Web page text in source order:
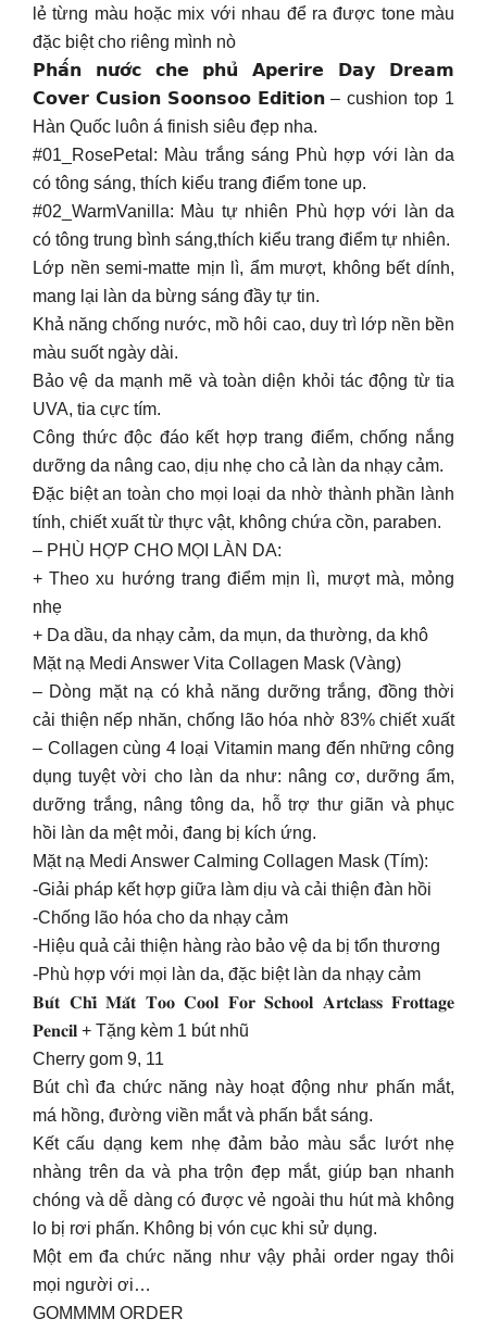
lẻ từng màu hoặc mix với nhau để ra được tone màu
đặc biệt cho riêng mình nò
𝗣𝗵𝗮̂́𝗻 𝗻𝘂̛𝗼̛́𝗰 𝗰𝗵𝗲 𝗽𝗵𝘂̉ 𝗔𝗽𝗲𝗿𝗶𝗿𝗲 𝗗𝗮𝘆 𝗗𝗿𝗲𝗮𝗺
𝗖𝗼𝘃𝗲𝗿 𝗖𝘂𝘀𝗶𝗼𝗻 𝗦𝗼𝗼𝗻𝘀𝗼𝗼 𝗘𝗱𝗶𝘁𝗶𝗼𝗻 – cushion top 1
Hàn Quốc luôn á finish siêu đẹp nha.
#01_RosePetal: Màu trắng sáng Phù hợp với làn da
có tông sáng, thích kiểu trang điểm tone up.
#02_WarmVanilla: Màu tự nhiên Phù hợp với làn da
có tông trung bình sáng,thích kiểu trang điểm tự nhiên.
Lớp nền semi-matte mịn lì, ẩm mượt, không bết dính,
mang lại làn da bừng sáng đầy tự tin.
Khả năng chống nước, mồ hôi cao, duy trì lớp nền bền
màu suốt ngày dài.
Bảo vệ da mạnh mẽ và toàn diện khỏi tác động từ tia
UVA, tia cực tím.
Công thức độc đáo kết hợp trang điểm, chống nắng
dưỡng da nâng cao, dịu nhẹ cho cả làn da nhạy cảm.
Đặc biệt an toàn cho mọi loại da nhờ thành phần lành
tính, chiết xuất từ thực vật, không chứa cồn, paraben.
– PHÙ HỢP CHO MỌI LÀN DA:
+ Theo xu hướng trang điểm mịn lì, mượt mà, mỏng
nhẹ
+ Da dầu, da nhạy cảm, da mụn, da thường, da khô
Mặt nạ Medi Answer Vita Collagen Mask (Vàng)
– Dòng mặt nạ có khả năng dưỡng trắng, đồng thời
cải thiện nếp nhăn, chống lão hóa nhờ 83% chiết xuất
– Collagen cùng 4 loại Vitamin mang đến những công
dụng tuyệt vời cho làn da như: nâng cơ, dưỡng ẩm,
dưỡng trắng, nâng tông da, hỗ trợ thư giãn và phục
hồi làn da mệt mỏi, đang bị kích ứng.
Mặt nạ Medi Answer Calming Collagen Mask (Tím):
-Giải pháp kết hợp giữa làm dịu và cải thiện đàn hồi
-Chống lão hóa cho da nhạy cảm
-Hiệu quả cải thiện hàng rào bảo vệ da bị tổn thương
-Phù hợp với mọi làn da, đặc biệt làn da nhạy cảm
𝐁𝐮́𝐭 𝐂𝐡𝐢̀ 𝐌𝐚̆́𝐭 𝐓𝐨𝐨 𝐂𝐨𝐨𝐥 𝐅𝐨𝐫 𝐒𝐜𝐡𝐨𝐨𝐥 𝐀𝐫𝐭𝐜𝐥𝐚𝐬𝐬 𝐅𝐫𝐨𝐭𝐭𝐚𝐠𝐞
𝐏𝐞𝐧𝐜𝐢𝐥 + Tặng kèm 1 bút nhũ
Cherry gom 9, 11
Bút chì đa chức năng này hoạt động như phấn mắt,
má hồng, đường viền mắt và phấn bắt sáng.
Kết cấu dạng kem nhẹ đảm bảo màu sắc lướt nhẹ
nhàng trên da và pha trộn đẹp mắt, giúp bạn nhanh
chóng và dễ dàng có được vẻ ngoài thu hút mà không
lo bị rơi phấn. Không bị vón cục khi sử dụng.
Một em đa chức năng như vậy phải order ngay thôi
mọi người ơi…
GOMMMM ORDER